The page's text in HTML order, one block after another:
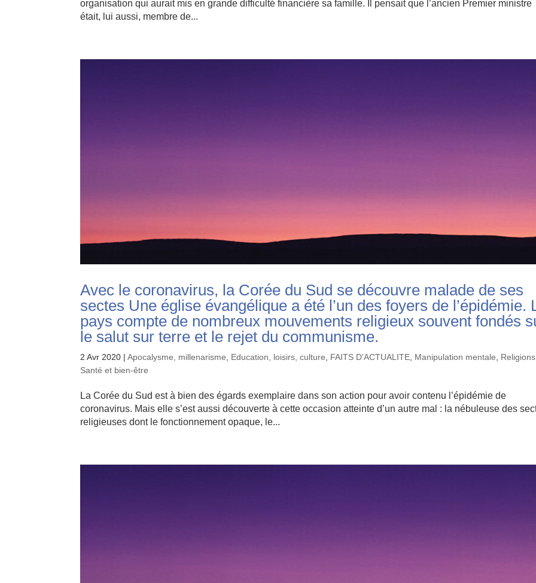
organisation qui aurait mis en grande difficulté financière sa famille. Il pensait que l’ancien Premier ministre
était, lui aussi, membre de...
Avec le coronavirus, la Corée du Sud se découvre malade de ses
sectes Une église évangélique a été l’un des foyers de l’épidémie.
pays compte de nombreux mouvements religieux souvent fondés
le salut sur terre et le rejet du communisme.
2 Avr 2020 |Apocalysme, millenarisme, Education, loisirs, culture, FAITS D'ACTUALITE, Manipulation mentale, Religions
Santé et bien-être
La Corée du Sud est à bien des égards exemplaire dans son action pour avoir contenu l’épidémie de
coronavirus. Mais elle s’est aussi découverte à cette occasion atteinte d’un autre mal : la nébuleuse des
religieuses dont le fonctionnement opaque, le...